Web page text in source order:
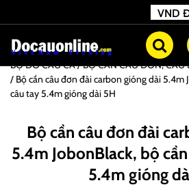
VND
BỘ ĐỒ CÂU CÁ
BỘ CẦN CÂU ĐƠN, CÂU
Bộ cần câu đơn đài carbon gióng dài 5.4m
câu tay 5.4m gióng dài 5H
Bộ cần câu đơn đài
5.4m JobonBlack, bộ
5.4m gióng